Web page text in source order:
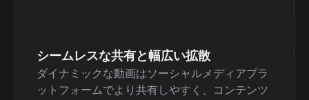
シームレスな共有と幅広い拡散
ダイナミックな動画はソーシャルメディアプラ
ットフォームでより共有しやすく、コンテンツ